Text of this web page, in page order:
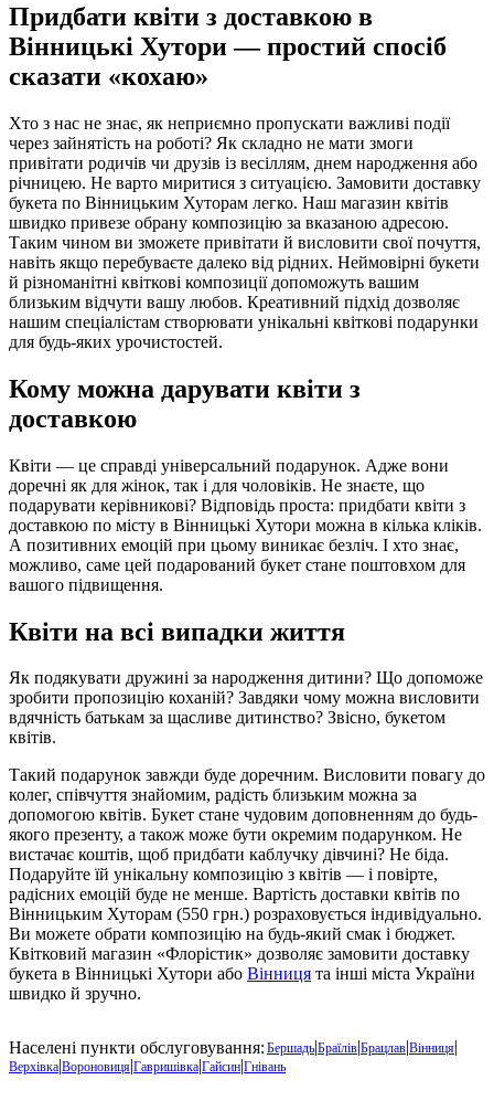
Придбати квіти з доставкою в
Вінницькі Хутори — простий спосіб
сказати «кохаю»
Хто з нас не знає, як неприємно пропускати важливі події
через зайнятість на роботі? Як складно не мати змоги
привітати родичів чи друзів із весіллям, днем народження або
річницею. Не варто миритися з ситуацією. Замовити доставку
букета по Вінницьким Хуторам легко. Наш магазин квітів
швидко привезе обрану композицію за вказаною адресою.
Таким чином ви зможете привітати й висловити свої почуття,
навіть якщо перебуваєте далеко від рідних. Неймовірні букети
й різноманітні квіткові композиції допоможуть вашим
близьким відчути вашу любов. Креативний підхід дозволяє
нашим спеціалістам створювати унікальні квіткові подарунки
для будь-яких урочистостей.
Кому можна дарувати квіти з
доставкою
Квіти — це справді універсальний подарунок. Адже вони
доречні як для жінок, так і для чоловіків. Не знаєте, що
подарувати керівникові? Відповідь проста: придбати квіти з
доставкою по місту в Вінницькі Хутори можна в кілька кліків.
А позитивних емоцій при цьому виникає безліч. І хто знає,
можливо, саме цей подарований букет стане поштовхом для
вашого підвищення.
Квіти на всі випадки життя
Як подякувати дружині за народження дитини? Що допоможе
зробити пропозицію коханій? Завдяки чому можна висловити
вдячність батькам за щасливе дитинство? Звісно, букетом
квітів.
Такий подарунок завжди буде доречним. Висловити повагу до
колег, співчуття знайомим, радість близьким можна за
допомогою квітів. Букет стане чудовим доповненням до будь-
якого презенту, а також може бути окремим подарунком. Не
вистачає коштів, щоб придбати каблучку дівчині? Не біда.
Подаруйте їй унікальну композицію з квітів — і повірте,
радісних емоцій буде не менше. Вартість доставки квітів по
Вінницьким Хуторам (550 грн.) розраховується індивідуально.
Ви можете обрати композицію на будь-який смак і бюджет.
Квітковий магазин «Флорістик» дозволяє замовити доставку
букета в Вінницькі Хутори або Вінниця та інші міста України
швидко й зручно.
Населені пункти обслуговування: Бершадь Браїлів Брацлав Вінниця
Верхівка Вороновиця Гавришівка Гайсин Гнівань